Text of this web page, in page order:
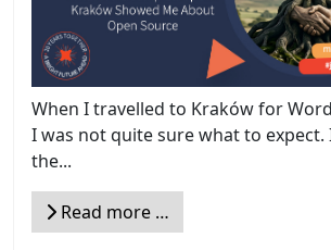
When I travelled to Kraków for
I was not quite sure what to
the...
Read more …